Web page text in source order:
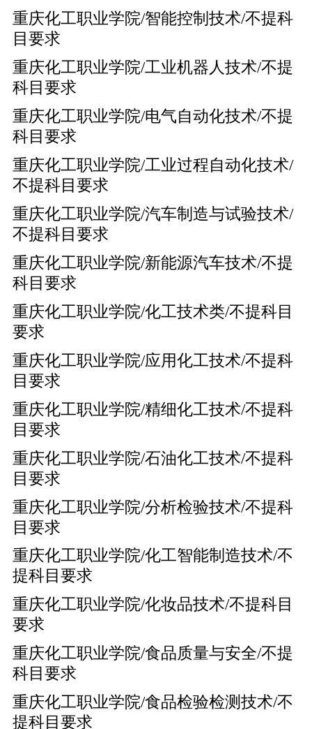
重庆化工职业学院/智能控制技术/不提科
目要求
重庆化工职业学院/工业机器人技术/不提
科目要求
重庆化工职业学院/电气自动化技术/不提
科目要求
重庆化工职业学院/工业过程自动化技术/
不提科目要求
重庆化工职业学院/汽车制造与试验技术/
不提科目要求
重庆化工职业学院/新能源汽车技术/不提
科目要求
重庆化工职业学院/化工技术类/不提科目
要求
重庆化工职业学院/应用化工技术/不提科
目要求
重庆化工职业学院/精细化工技术/不提科
目要求
重庆化工职业学院/石油化工技术/不提科
目要求
重庆化工职业学院/分析检验技术/不提科
目要求
重庆化工职业学院/化工智能制造技术/不
提科目要求
重庆化工职业学院/化妆品技术/不提科目
要求
重庆化工职业学院/食品质量与安全/不提
科目要求
重庆化工职业学院/食品检验检测技术/不
提科目要求